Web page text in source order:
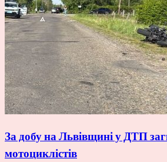
За добу на Львівщині у ДТП
мотоциклістів